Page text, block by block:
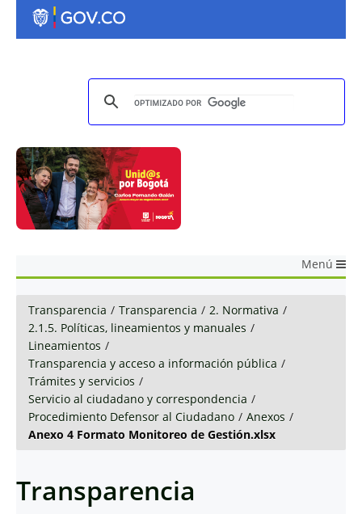
Menú
Transparencia / Transparencia / 2. Normativa /
2.1.5. Políticas, lineamientos y manuales /
Lineamientos /
Transparencia y acceso a información pública /
Trámites y servicios /
Servicio al ciudadano y correspondencia /
Procedimiento Defensor al Ciudadano / Anexos /
Anexo 4 Formato Monitoreo de Gestión.xlsx
Transparencia